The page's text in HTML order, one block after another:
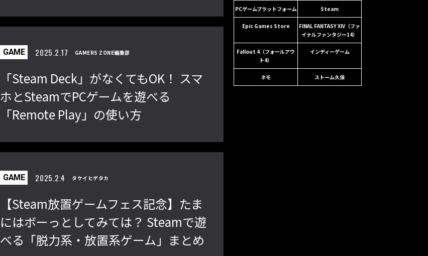
GAME 2025.2.17 GAMERS ZONE編集部
「Steam Deck」がなくてもOK！ スマ
ホとSteamでPCゲームを遊べる
「Remote Play」の使い方
GAME 2025.2.4 タケイヒデタカ
【Steam放置ゲームフェス記念】たま
にはボーっとしてみては？ Steamで遊
べる「脱力系・放置系ゲーム」まとめ
PCゲームプラットフォーム Steam
Epic Games Store
FINAL FANTASY XIV（ファ
イナルファンタジー14）
Fallout 4（フォールアウ
ト4）
インディーゲーム
ネモ ストーム久保